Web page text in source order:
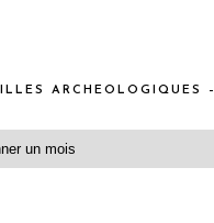
ARCHEOLOGIQUES –